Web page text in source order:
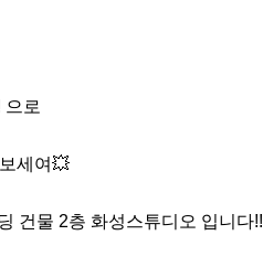
으로
건물 2층 화성스튜디오 입니다!!